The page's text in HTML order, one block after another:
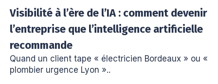
Visibilité à l’ère de l’IA : comment devenir
l’entreprise que l’intelligence artificielle
recommande
Quand un client tape « électricien Bordeaux » ou «
plombier urgence Lyon »..